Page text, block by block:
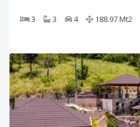
3 3 4 188.97Mt2